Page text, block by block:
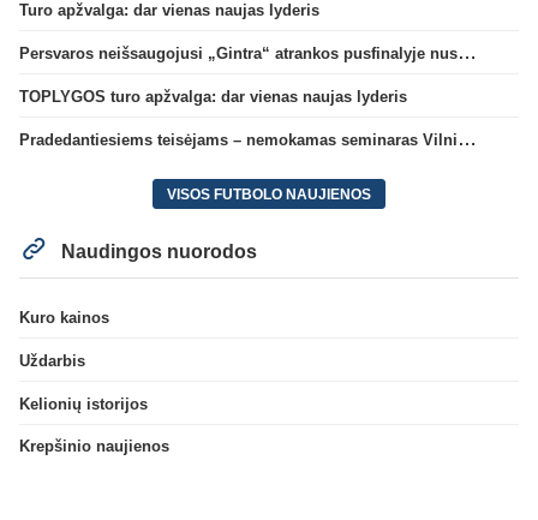
Turo apžvalga: dar vienas naujas lyderis
Persvaros neišsaugojusi „Gintra“ atrankos pusfinalyje nusileido Škotijos čempionėms
TOPLYGOS turo apžvalga: dar vienas naujas lyderis
Pradedantiesiems teisėjams – nemokamas seminaras Vilniuje šį penktadienį
VISOS FUTBOLO NAUJIENOS
Naudingos nuorodos
Kuro kainos
Uždarbis
Kelionių istorijos
Krepšinio naujienos